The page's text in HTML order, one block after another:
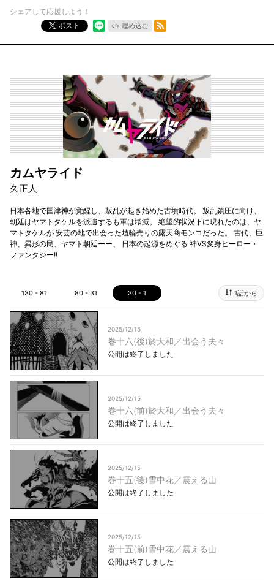
シェアして応援しよう！
ポスト
埋め込む
RSSフィード
カムヤライド
久正人
日本各地で国津神が覚醒し、叛乱が起き始めた古墳時代。 叛乱鎮圧に向け、
朝廷はヤマトタケルを派遣するも軍は壊滅。 絶望的状況下に現れたのは、ヤ
マトタケルが 安芸の地で出会った埴輪売りの露天商モンコだった。 古代、巨
神、異形の民、ヤマト朝廷ーー、 日本の起源をめぐる 神VS変身ヒーロー・
ファンタジー!!
130 - 81 80 - 31 30 - 1 1話から
2025/12/15
巻十六(後)於大和／出会う夫々
公開は終了しました
2025/12/15
巻十六(前)於大和／出会う夫々
公開は終了しました
2025/12/15
巻十五(後)雪中花／震える山
公開は終了しました
2025/12/15
巻十五(前)雪中花／震える山
公開は終了しました